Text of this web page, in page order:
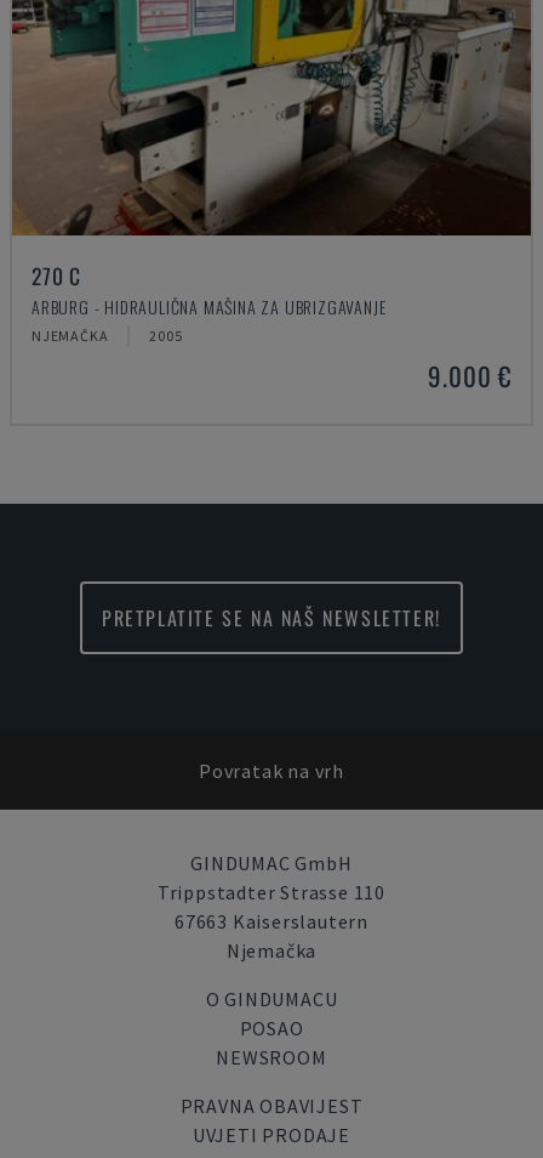
270 C
ARBURG - HIDRAULIČNA MAŠINA ZA UBRIZGAVANJE
NJEMAČKA 2005
9.000 €
PRETPLATITE SE NA NAŠ NEWSLETTER!
Povratak na vrh
GINDUMAC GmbH
Trippstadter Strasse 110
67663 Kaiserslautern
Njemačka
O GINDUMACU
POSAO
NEWSROOM
PRAVNA OBAVIJEST
UVJETI PRODAJE